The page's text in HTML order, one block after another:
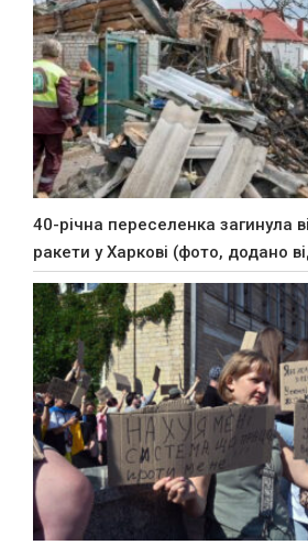
40-річна переселенка загинула
ракети у Харкові (фото, додано